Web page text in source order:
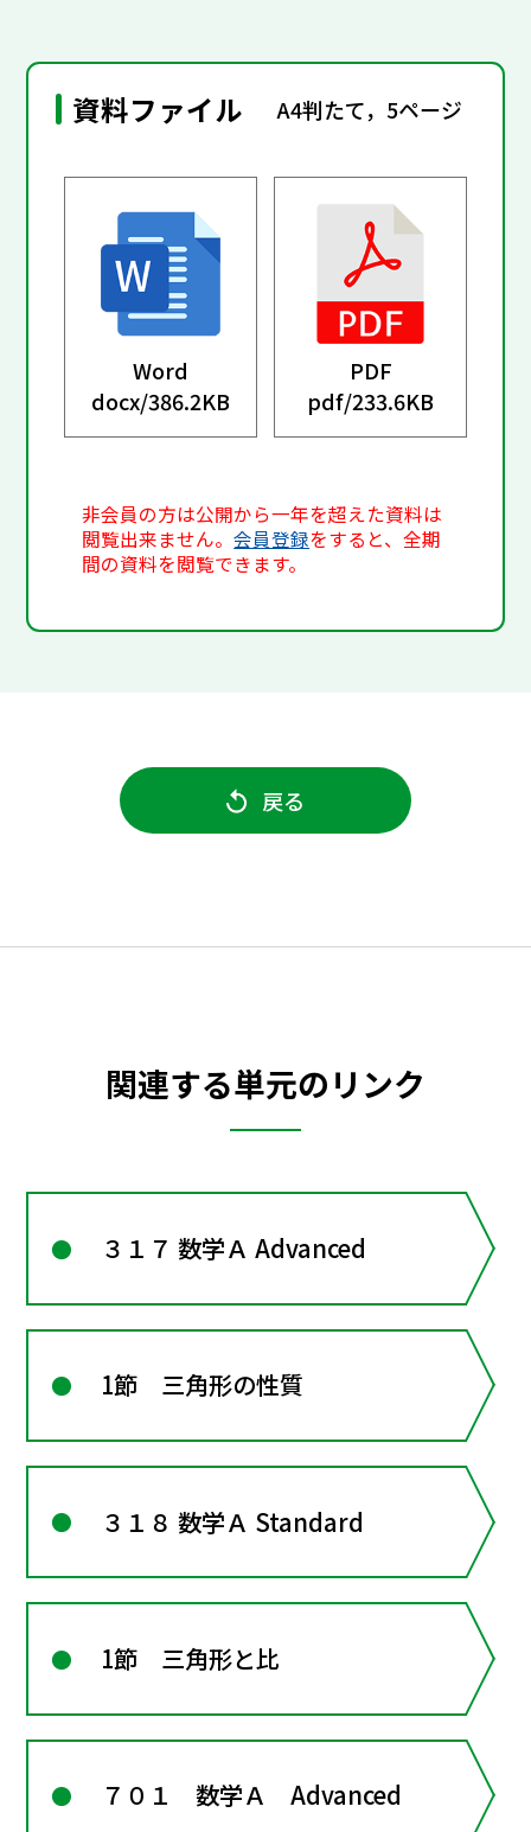
資料ファイル A4判たて，5ページ
Word
docx/386.2KB
PDF
pdf/233.6KB
非会員の方は公開から一年を超えた資料は
閲覧出来ません。会員登録をすると、全期
間の資料を閲覧できます。
戻る
関連する単元のリンク
３１７ 数学Ａ Advanced
1節 三角形の性質
３１８ 数学Ａ Standard
1節 三角形と比
７０１ 数学Ａ Advanced